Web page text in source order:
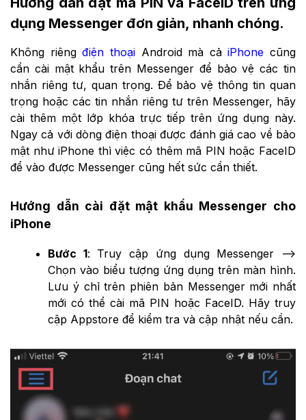
dụng Messenger đơn giản, nhanh chóng.
Không riêngđiện thoạiAndroid mà cả iPhone cũng
cần cài mật khẩu trên Messenger để bảo vệ các tin
nhắn riêng tư, quan trọng. Để bảo vệ thông tin quan
trọng hoặc các tin nhắn riêng tư trên Messenger, hãy
cài thêm một lớp khóa trực tiếp trên ứng dụng này.
Ngay cả với dòng điện thoại được đánh giá cao về bảo
mật như iPhone thì việc có thêm mã PIN hoặc FaceID
để vào được Messenger cũng hết sức cần thiết.
Hướng dẫn cài đặt mật khẩu Messenger cho
iPhone
Bước 1: Truy cập ứng dụng Messenger -->
Chọn vào biểu tượng ứng dụng trên màn hình.
Lưu ý chỉ trên phiên bản Messenger mới nhất
mới có thể cài mã PIN hoặc FaceID. Hãy truy
cập Appstore để kiểm tra và cập nhật nếu cần.